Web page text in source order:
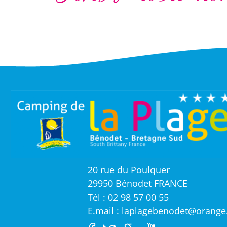
20 rue du Poulquer
29950 Bénodet FRANCE
Tél : 02 98 57 00 55
E.mail :